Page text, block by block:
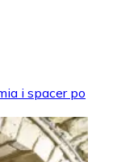
i spacer po